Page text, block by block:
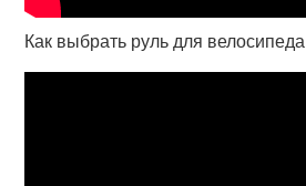
Как выбрать руль для велосипеда